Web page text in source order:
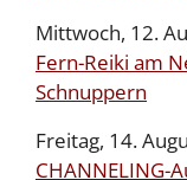
Mittwoch, 12.
Fern-Reiki am
Schnuppern
Freitag, 14.
CHANNELING-